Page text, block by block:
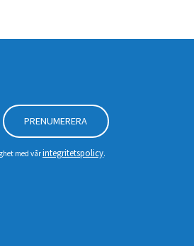
PRENUMERERA
med vårintegritetspolicy.